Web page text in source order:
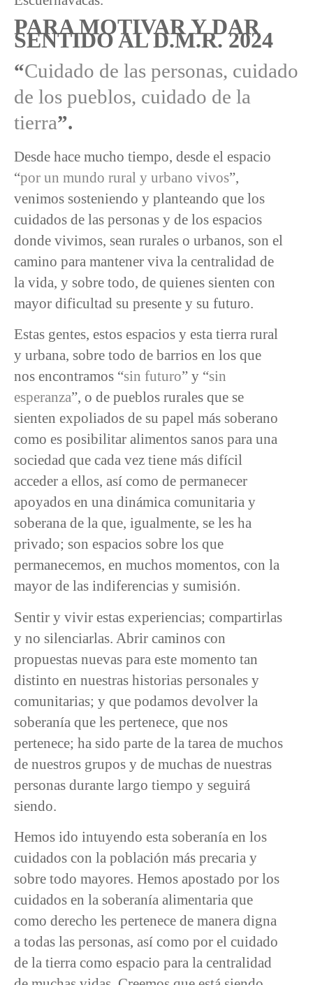
PARA MOTIVAR Y DAR
SENTIDO AL D.M.R. 2024
“Cuidado de las personas, cuidado
de los pueblos, cuidado de la
tierra”.
Desde hace mucho tiempo, desde el espacio
“por un mundo rural y urbano vivos”,
venimos sosteniendo y planteando que los
cuidados de las personas y de los espacios
donde vivimos, sean rurales o urbanos, son el
camino para mantener viva la centralidad de
la vida, y sobre todo, de quienes sienten con
mayor dificultad su presente y su futuro.
Estas gentes, estos espacios y esta tierra rural
y urbana, sobre todo de barrios en los que
nos encontramos “sin futuro” y “sin
esperanza”, o de pueblos rurales que se
sienten expoliados de su papel más soberano
como es posibilitar alimentos sanos para una
sociedad que cada vez tiene más difícil
acceder a ellos, así como de permanecer
apoyados en una dinámica comunitaria y
soberana de la que, igualmente, se les ha
privado; son espacios sobre los que
permanecemos, en muchos momentos, con la
mayor de las indiferencias y sumisión.
Sentir y vivir estas experiencias; compartirlas
y no silenciarlas. Abrir caminos con
propuestas nuevas para este momento tan
distinto en nuestras historias personales y
comunitarias; y que podamos devolver la
soberanía que les pertenece, que nos
pertenece; ha sido parte de la tarea de muchos
de nuestros grupos y de muchas de nuestras
personas durante largo tiempo y seguirá
siendo.
Hemos ido intuyendo esta soberanía en los
cuidados con la población más precaria y
sobre todo mayores. Hemos apostado por los
cuidados en la soberanía alimentaria que
como derecho les pertenece de manera digna
a todas las personas, así como por el cuidado
de la tierra como espacio para la centralidad